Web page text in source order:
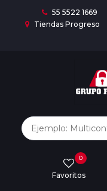
55 5522 1669
Tiendas Progreso
Favoritos
0
Marcas